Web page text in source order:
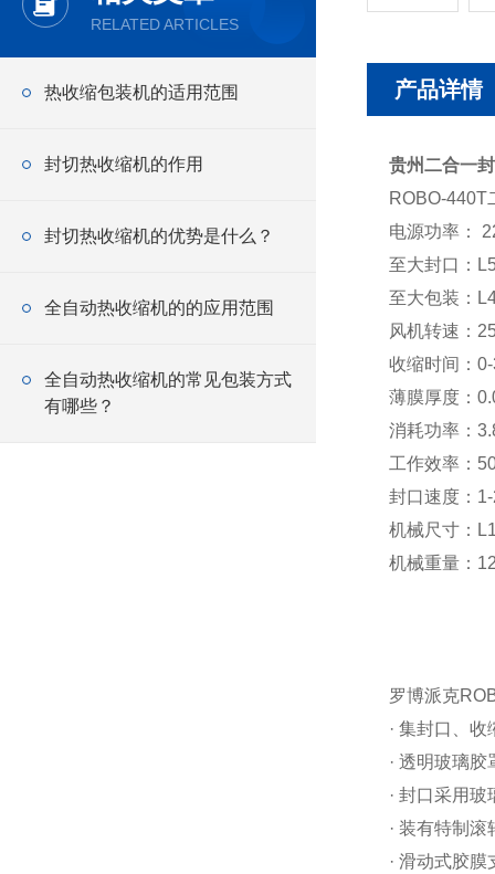
RELATED ARTICLES
热收缩包装机的适用范围
封切热收缩机的作用
封切热收缩机的优势是什么？
全自动热收缩机的的应用范围
全自动热收缩机的常见包装方式
有哪些？
产品详情
贵州二合一
ROBO-440T
电源功率：
至大封口：
至大包装：
风机转速：
收缩时间：
薄膜厚度：
消耗功率：
工作效率：
封口速度：
机械尺寸：
机械重量：
罗博派克
· 集封口、收
· 透明玻璃
· 封口采用
· 装有特制
· 滑动式胶